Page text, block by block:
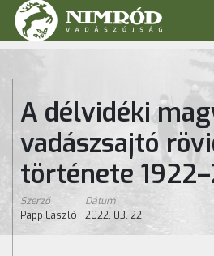
A délvidéki
vadászsajtó
története
Szerző
Papp László
Dátum
2022. 03. 22